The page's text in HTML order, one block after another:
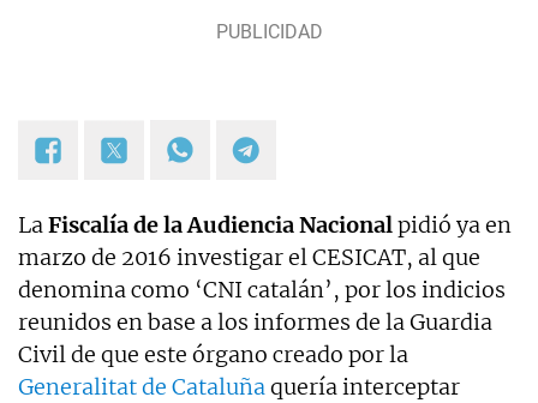
LaFiscalía de la Audiencia Nacionalpidió ya en
marzo de 2016 investigar el CESICAT, al que
denomina como ‘CNI catalán’, por los indicios
reunidos en base a los informes de la Guardia
Civil de que este órgano creado por la
Generalitat de Cataluñaquería interceptar